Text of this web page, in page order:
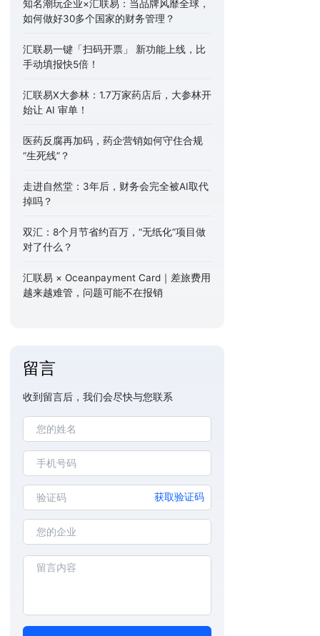
知名潮玩企业×汇联易：当品牌风靡全球，
如何做好30多个国家的财务管理？
汇联易一键「扫码开票」 新功能上线，比
手动填报快5倍！
汇联易X大参林：1.7万家药店后，大参林开
始让 AI 审单！
医药反腐再加码，药企营销如何守住合规
“生死线”？
走进自然堂：3年后，财务会完全被AI取代
掉吗？
双汇：8个月节省约百万，“无纸化”项目做
对了什么？
汇联易 × Oceanpayment Card｜差旅费用
越来越难管，问题可能不在报销
留言
收到留言后，我们会尽快与您联系
获取验证码